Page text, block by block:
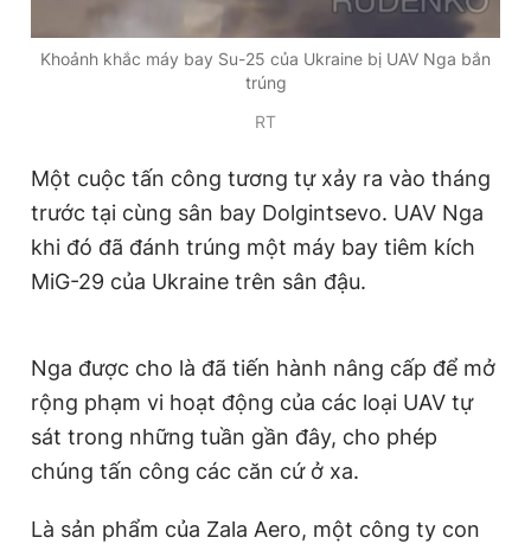
Khoảnh khắc máy bay Su-25 của Ukraine bị UAV Nga bắn
trúng
RT
Một cuộc tấn công tương tự xảy ra vào tháng
trước tại cùng sân bay Dolgintsevo. UAV Nga
khi đó đã đánh trúng một máy bay tiêm kích
MiG-29 của Ukraine trên sân đậu.
Nga được cho là đã tiến hành nâng cấp để mở
rộng phạm vi hoạt động của các loại UAV tự
sát trong những tuần gần đây, cho phép
chúng tấn công các căn cứ ở xa.
Là sản phẩm của Zala Aero, một công ty con